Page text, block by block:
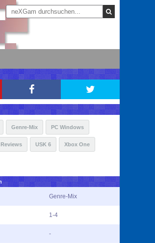
Genre-Mix PC Windows
Reviews USK 6 Xbox One
Genre-Mix
1-4
-